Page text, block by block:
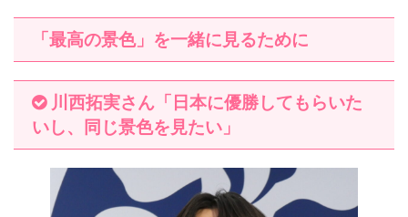
「最高の景色」を一緒に見るために
川西拓実さん「日本に優勝してもらいた
いし、同じ景色を見たい」